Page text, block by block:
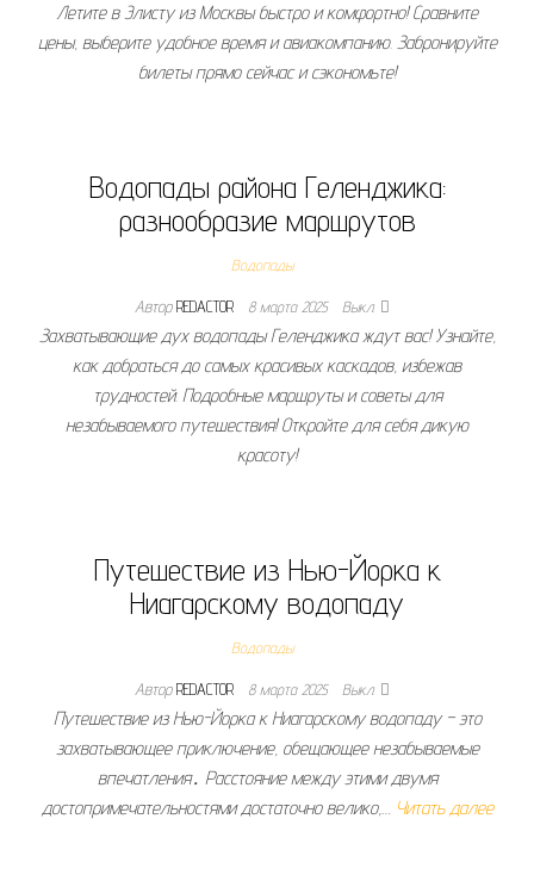
Летите в Элисту из Москвы быстро и комфортно! Сравните
цены, выберите удобное время и авиакомпанию. Забронируйте
билеты прямо сейчас и сэкономьте!
Водопады района Геленджика:
разнообразие маршрутов
Водопады
АвторREDACTOR 8 марта 2025 Выкл.
Захватывающие дух водопады Геленджика ждут вас! Узнайте,
как добраться до самых красивых каскадов, избежав
трудностей. Подробные маршруты и советы для
незабываемого путешествия! Откройте для себя дикую
красоту!
Путешествие из Нью-Йорка к
Ниагарскому водопаду
Водопады
АвторREDACTOR 8 марта 2025 Выкл.
Путешествие из Нью-Йорка к Ниагарскому водопаду – это
захватывающее приключение, обещающее незабываемые
впечатления․ Расстояние между этими двумя
достопримечательностями достаточно велико,… Читать далее